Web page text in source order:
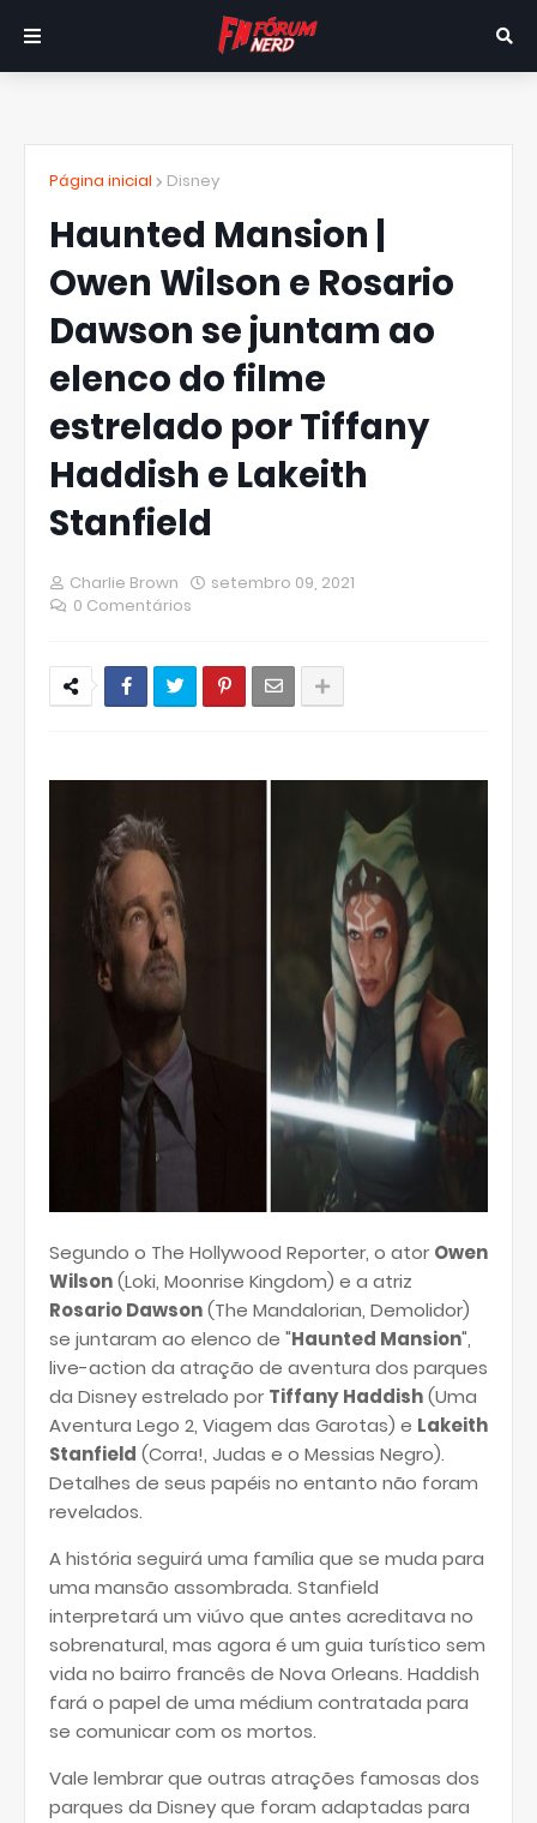
Página inicial Disney
Haunted Mansion |
Owen Wilson e Rosario
Dawson se juntam ao
elenco do filme
estrelado por Tiffany
Haddish e Lakeith
Stanfield
Charlie Brown
setembro 09, 2021
0 Comentários
Segundo o The Hollywood Reporter, o ator Owen
Wilson(Loki, Moonrise Kingdom) e a atriz
Rosario Dawson(The Mandalorian, Demolidor)
se juntaram ao elenco de "Haunted Mansion",
live-action da atração de aventura dos parques
da Disney estrelado por Tiffany Haddish(Uma
Aventura Lego 2, Viagem das Garotas) e Lakeith
Stanfield (Corra!, Judas e o Messias Negro).
Detalhes de seus papéis no entanto não foram
revelados.
A história seguirá uma família que se muda para
uma mansão assombrada. Stanfield
interpretará um viúvo que antes acreditava no
sobrenatural, mas agora é um guia turístico sem
vida no bairro francês de Nova Orleans. Haddish
fará o papel de uma médium contratada para
se comunicar com os mortos.
Vale lembrar que outras atrações famosas dos
parques da Disney que foram adaptadas para